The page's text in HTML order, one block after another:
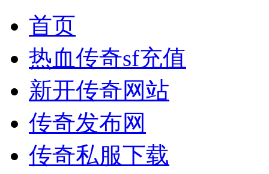
首页
热血传奇sf充值
新开传奇网站
传奇发布网
传奇私服下载